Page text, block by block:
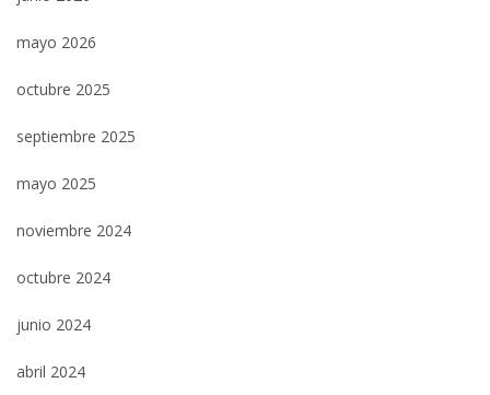
mayo 2026
octubre 2025
septiembre 2025
mayo 2025
noviembre 2024
octubre 2024
junio 2024
abril 2024